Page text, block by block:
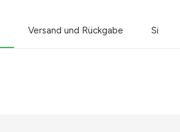
Versand und Rückgabe